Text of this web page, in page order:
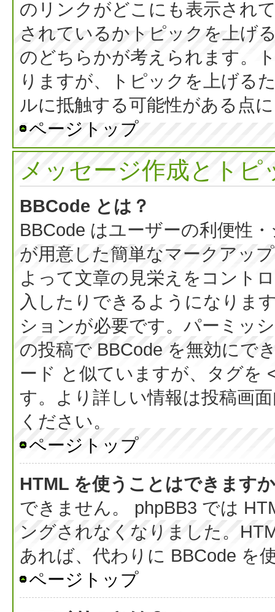
のリンクがどこにも表示され
されているかトピックを上げ
のどちらかが考えられます。
りますが、トピックを上げる
ルに抵触する可能性がある点
ページトップ
メッセージ作成とトピ
BBCode とは？
BBCode はユーザーの利便性
が用意した簡単なマークアッ
よって文章の見栄えをコント
入したりできるようになりま
ションが必要です。パーミッ
の投稿で BBCode を無効にで
ード と似ていますが、タグを
す。より詳しい情報は投稿画
ください。
ページトップ
HTML を使うことはできます
できません。 phpBB3 では
ングされなくなりました。
あれば、代わりに BBCode を
ページトップ